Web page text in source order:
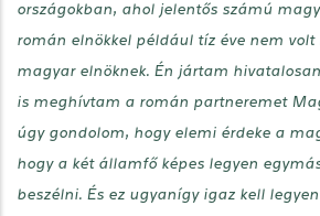
országokban, ahol jelentős számú
román elnökkel például tíz éve nem
magyar elnöknek. Én jártam
is meghívtam a román partneremet
úgy gondolom, hogy elemi érdeke a
hogy a két államfő képes legyen
beszélni. És ez ugyanígy igaz kell